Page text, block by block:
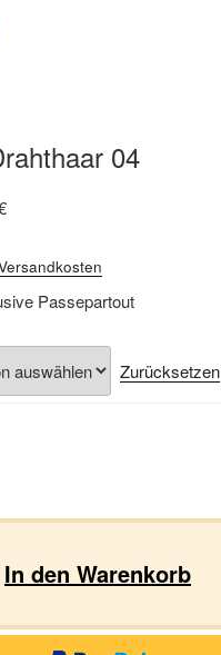
04
Passepartout
Zurücksetzen
In den Warenkorb